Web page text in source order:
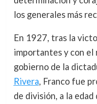
los generales más
En 1927, tras la
importantes y con
gobierno de la
Rivera, Franco fue
de división, a la